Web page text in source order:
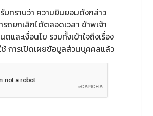
บทราบว่า ความยินยอมดังกล่าว
รถยกเลิกได้ตลอดเวลา ข้าพเจ้า
ดและเงื่อนไข รวมทั้งเข้าใจถึงเรื่อง
ช้ การเปิดเผยข้อมูลส่วนบุคคลแล้ว